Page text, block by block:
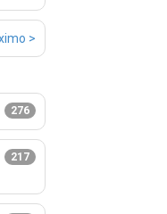
>
276
217